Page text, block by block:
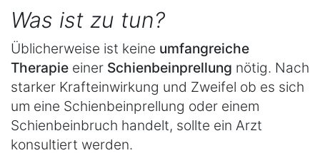
Was ist zu tun?
Üblicherweise ist keine umfangreiche
Therapie einer Schienbeinprellung nötig. Nach
starker Krafteinwirkung und Zweifel ob es sich
um eine Schienbeinprellung oder einem
Schienbeinbruch handelt, sollte ein Arzt
konsultiert werden.